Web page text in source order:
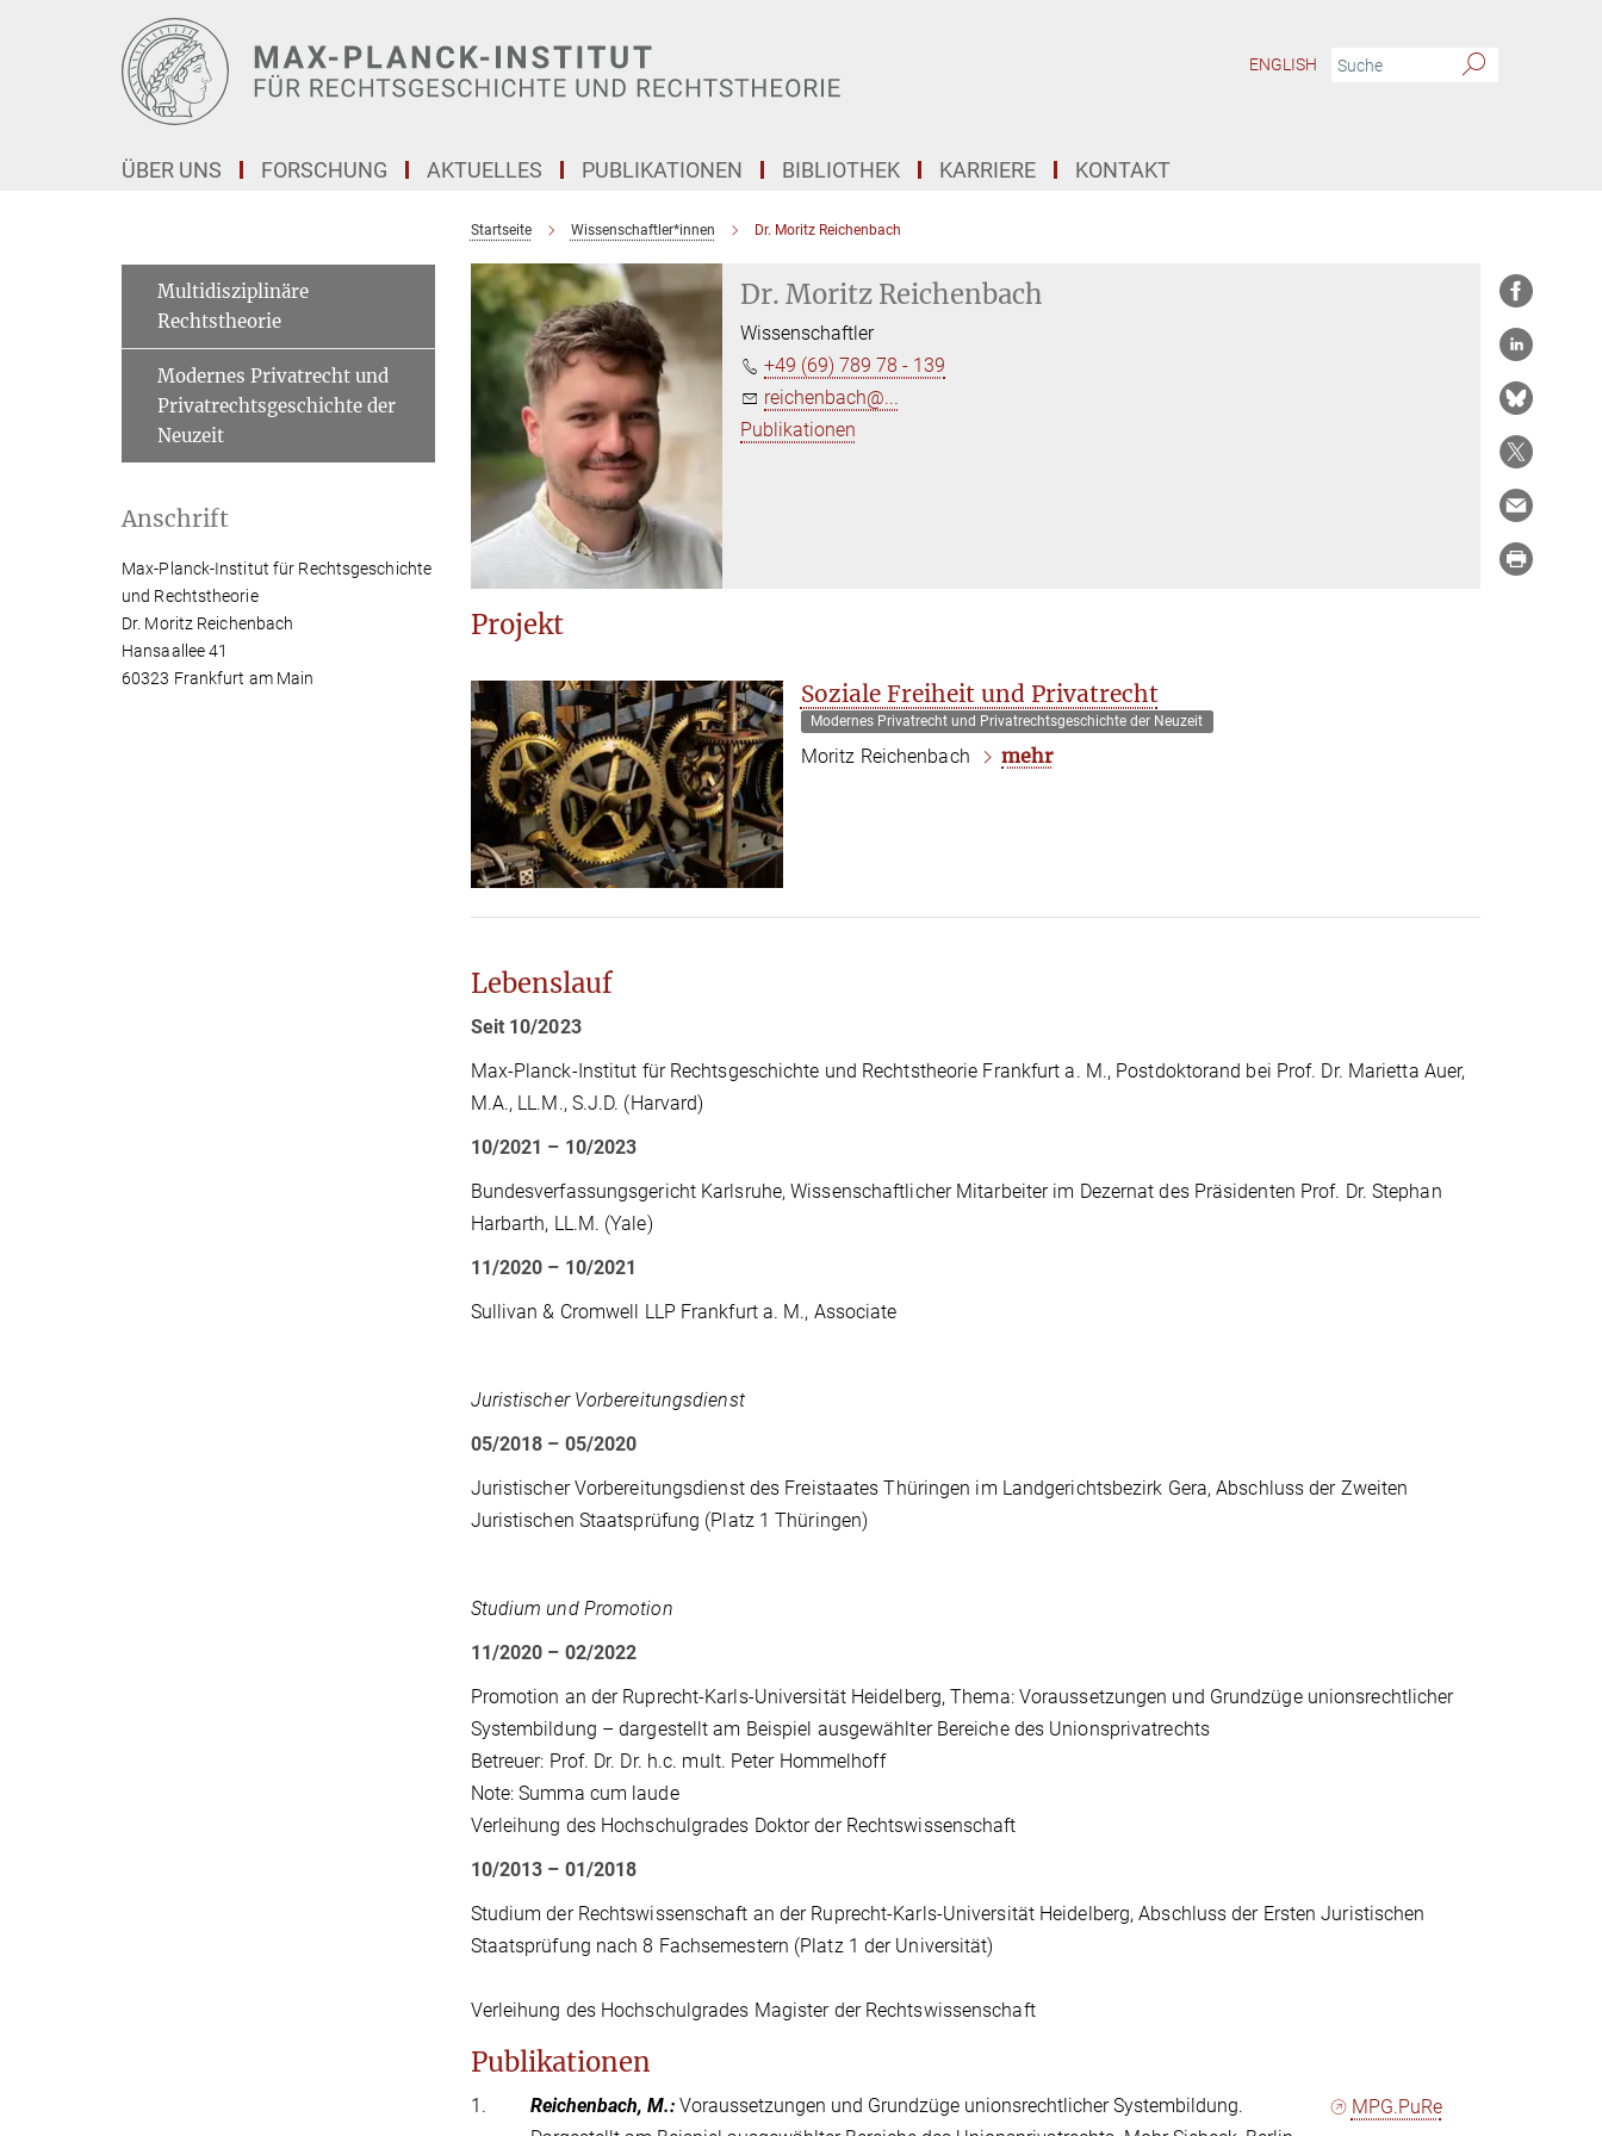
ENGLISH
ÜBER UNS FORSCHUNG AKTUELLES PUBLIKATIONEN BIBLIOTHEK KARRIERE KONTAKT
Startseite Wissenschaftler*innen Dr. Moritz Reichenbach
Dr. Moritz Reichenbach
Wissenschaftler
+49 (69) 789 78 - 139
reichenbach@...
Publikationen
Projekt
Soziale Freiheit und Privatrecht
Modernes Privatrecht und Privatrechtsgeschichte der Neuzeit
Moritz Reichenbach mehr
Lebenslauf
Seit 10/2023
Max-Planck-Institut für Rechtsgeschichte und Rechtstheorie Frankfurt a. M., Postdoktorand bei Prof. Dr. Marietta Auer,
M.A., LL.M., S.J.D. (Harvard)
10/2021 – 10/2023
Bundesverfassungsgericht Karlsruhe, Wissenschaftlicher Mitarbeiter im Dezernat des Präsidenten Prof. Dr. Stephan
Harbarth, LL.M. (Yale)
11/2020 – 10/2021
Sullivan & Cromwell LLP Frankfurt a. M., Associate
Juristischer Vorbereitungsdienst
05/2018 – 05/2020
Juristischer Vorbereitungsdienst des Freistaates Thüringen im Landgerichtsbezirk Gera, Abschluss der Zweiten
Juristischen Staatsprüfung (Platz 1 Thüringen)
Studium und Promotion
11/2020 – 02/2022
Promotion an der Ruprecht-Karls-Universität Heidelberg, Thema: Voraussetzungen und Grundzüge unionsrechtlicher
Systembildung – dargestellt am Beispiel ausgewählter Bereiche des Unionsprivatrechts
Betreuer: Prof. Dr. Dr. h.c. mult. Peter Hommelhoff
Note: Summa cum laude
Verleihung des Hochschulgrades Doktor der Rechtswissenschaft
10/2013 – 01/2018
Studium der Rechtswissenschaft an der Ruprecht-Karls-Universität Heidelberg, Abschluss der Ersten Juristischen
Staatsprüfung nach 8 Fachsemestern (Platz 1 der Universität)
Verleihung des Hochschulgrades Magister der Rechtswissenschaft
Publikationen
1. Reichenbach, M.:Voraussetzungen und Grundzüge unionsrechtlicher Systembildung.
MPG.PuRe
Multidisziplinäre
Rechtstheorie
Modernes Privatrecht und
Privatrechtsgeschichte der
Neuzeit
Anschrift
Max-Planck-Institut für Rechtsgeschichte
und Rechtstheorie
Dr. Moritz Reichenbach
Hansaallee 41
60323 Frankfurt am Main